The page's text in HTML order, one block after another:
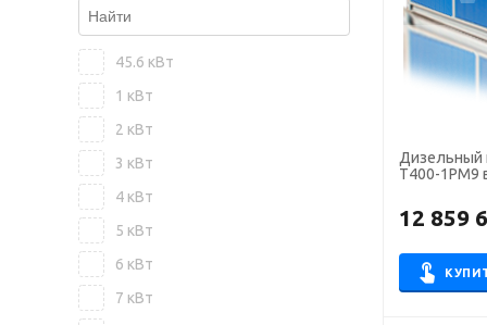
Дизельный
Т400-1РМ9
12 859
45.6 кВт
1 кВт
2 кВт
3 кВт
4 кВт
5 кВт
6 кВт
7 кВт